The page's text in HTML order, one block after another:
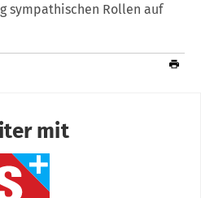
sympathischen Rollen auf